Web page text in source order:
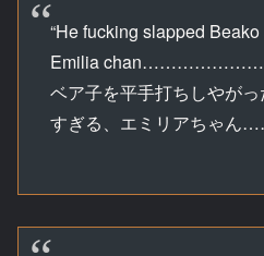
“He fucking slapped
Emilia
ベア子を平手打ちしやが
すぎる、エミリアちゃん